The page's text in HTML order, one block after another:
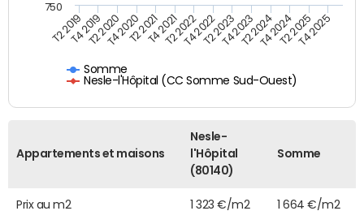
Somme
Nesle-l'Hôpital (CC Somme Sud-Ouest)
T2 2019T4 2019T2 2020T4 2020T2 2021T4 2021T2 2022T4 2022T2 2023T4 2023T2 2024T4 2024T2 2025T4 2025
750
Appartements et maisons
Nesle-
l'Hôpital
(80140)
Somme
Prix au m2 1 323 €/m2 1 664 €/m2